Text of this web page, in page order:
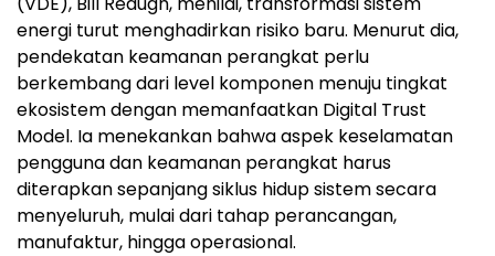
energi turut menghadirkan risiko baru. Menurut dia,
pendekatan keamanan perangkat perlu
berkembang dari level komponen menuju tingkat
ekosistem dengan memanfaatkan Digital Trust
Model. Ia menekankan bahwa aspek keselamatan
pengguna dan keamanan perangkat harus
diterapkan sepanjang siklus hidup sistem secara
menyeluruh, mulai dari tahap perancangan,
manufaktur, hingga operasional.